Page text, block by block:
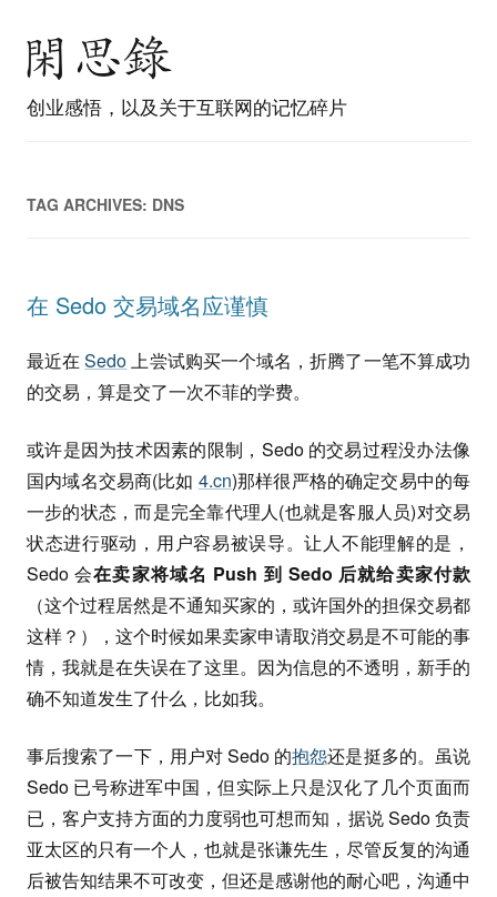
创业感悟，以及关于互联网的记忆碎片
TAG ARCHIVES: DNS
在 Sedo 交易域名应谨慎
最近在Sedo上尝试购买一个域名，折腾了一笔不算成功
的交易，算是交了一次不菲的学费。
或许是因为技术因素的限制，Sedo 的交易过程没办法像
国内域名交易商(比如 4.cn)那样很严格的确定交易中的每
一步的状态，而是完全靠代理人(也就是客服人员)对交易
状态进行驱动，用户容易被误导。让人不能理解的是，
Sedo 会在卖家将域名 Push 到 Sedo 后就给卖家付款
（这个过程居然是不通知买家的，或许国外的担保交易都
这样？），这个时候如果卖家申请取消交易是不可能的事
情，我就是在失误在了这里。因为信息的不透明，新手的
确不知道发生了什么，比如我。
事后搜索了一下，用户对 Sedo 的抱怨还是挺多的。虽说
Sedo 已号称进军中国，但实际上只是汉化了几个页面而
已，客户支持方面的力度弱也可想而知，据说 Sedo 负责
亚太区的只有一个人，也就是张谦先生，尽管反复的沟通
后被告知结果不可改变，但还是感谢他的耐心吧，沟通中